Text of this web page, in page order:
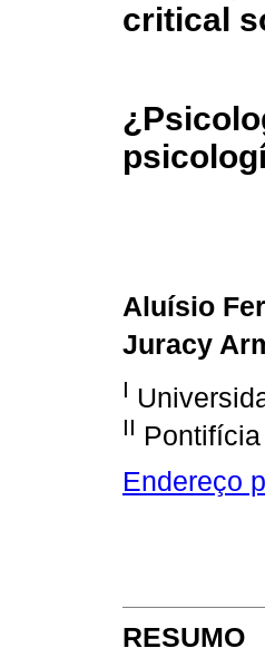
critical
Aluísio
Juracy
I
II
Endereço
RESUMO